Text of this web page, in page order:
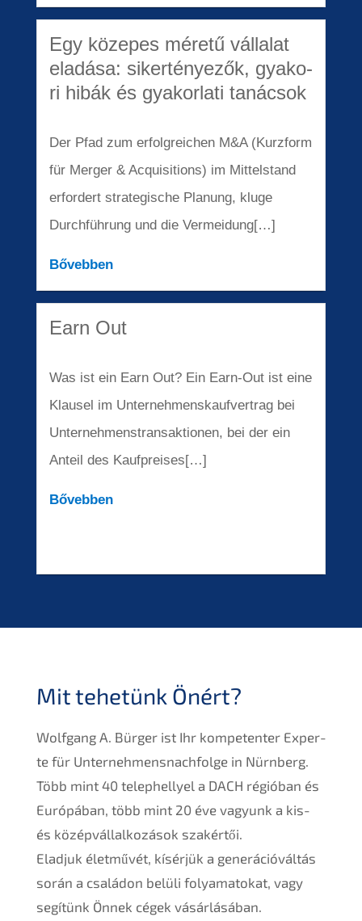
Egy közepes méretű válla­lat
eladá­sa: siker­té­nye­zők, gyako­
ri hibák és gyakor­la­ti tanác­sok
Der Pfad zum erfolg­rei­chen M&A (Kurzform
für Merger & Acqui­si­ti­ons) im Mittel­stand
erfor­dert strate­gi­sche Planung, kluge
Durch­füh­rung und die Vermeidung[…]
Bőveb­ben
Earn Out
Was ist ein Earn Out? Ein Earn‑Out ist eine
Klausel im Unter­neh­mens­kauf­ver­trag bei
Unter­neh­mens­trans­ak­tio­nen, bei der ein
Anteil des Kaufpreises[…]
Bőveb­ben
Mit tehetünk Önért?
Wolfgang A. Bürger ist Ihr kompe­ten­ter Exper­
te für Unternehmens­nachfolge in Nürnberg.
Több mint 40 teleph­el­lyel a DACH régió­ban és
Európá­ban, több mint 20 éve vagyunk a kis-
és közép­váll­al­ko­zá­sok szakértői.
Eladjuk életmű­vét, kísérjük a generá­ció­vál­tás
során a csalá­don belüli folyama­to­kat, vagy
segítünk Önnek cégek vásár­lá­sá­ban.